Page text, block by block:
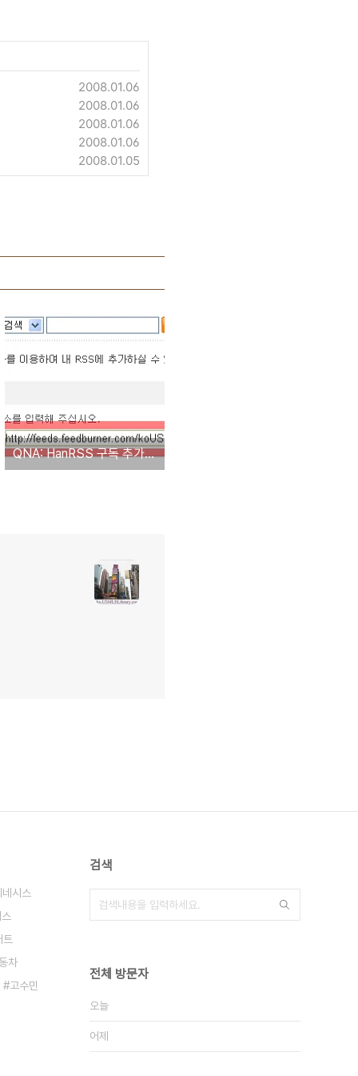
2008.01.06
2008.01.06
2008.01.06
2008.01.06
2008.01.05
QNA: HanRSS 구독 추가 방법
네시스
트
차
고수민
검색
전체 방문자
오늘
어제